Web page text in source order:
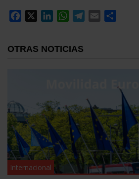
Facebook
LinkedInWhatsApp
Telegram
Email
OTRAS NOTICIAS
Internacional